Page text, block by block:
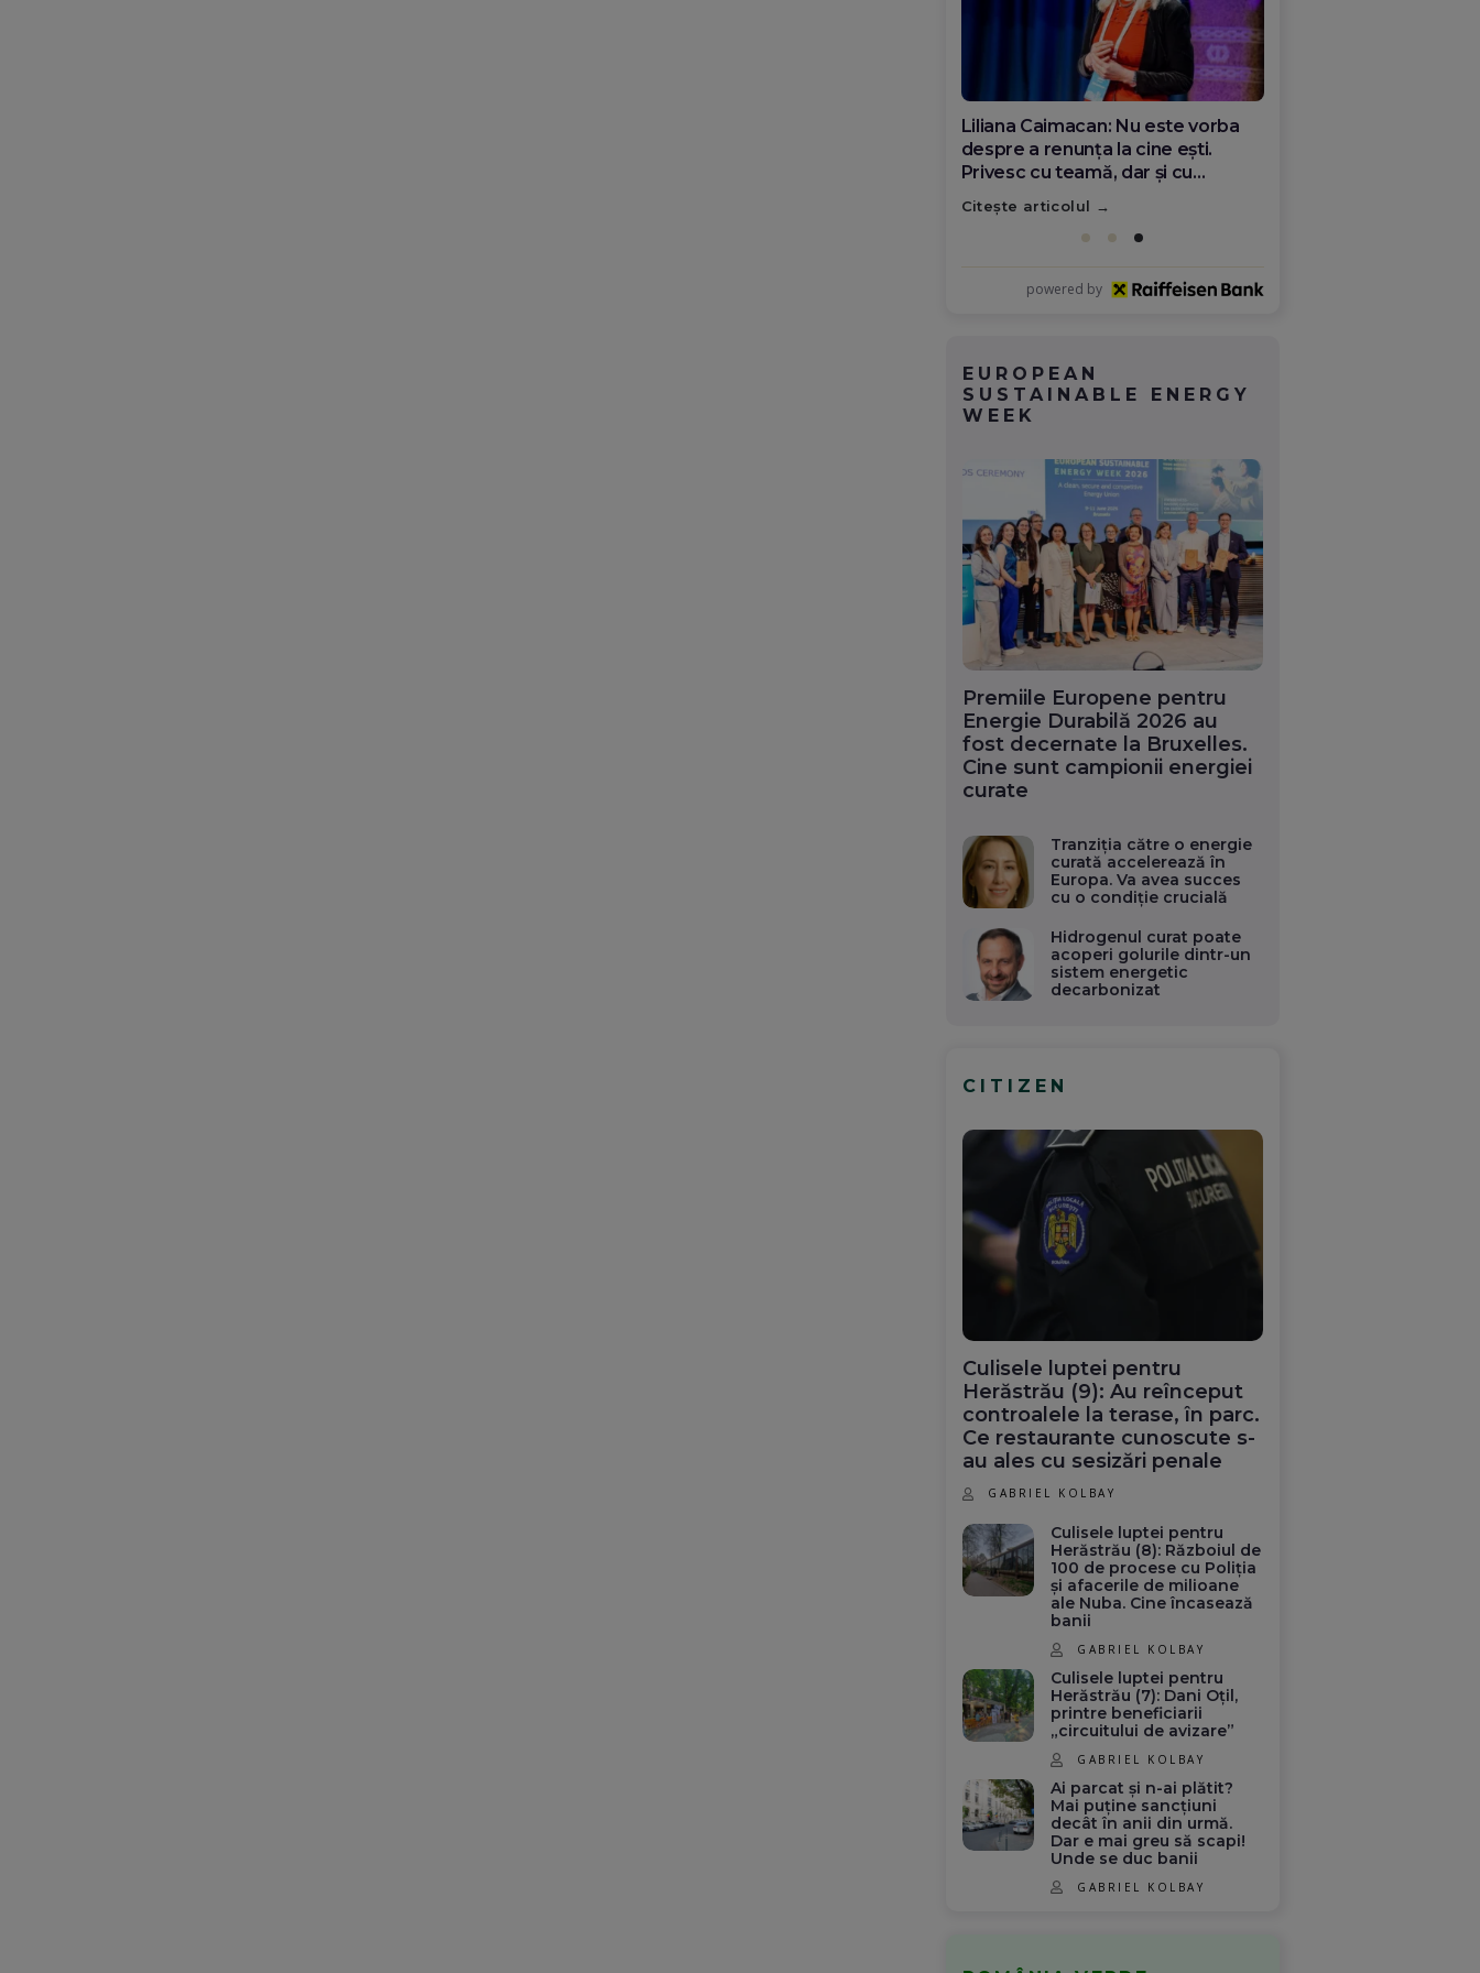
Diana Olar, românca de la Google
care demonstrează că diaspora
poate schimba România
Citește articolul
powered by
EUROPEAN
SUSTAINABLE ENERGY
WEEK
Premiile Europene pentru
Energie Durabilă 2026 au
fost decernate la Bruxelles.
Cine sunt campionii energiei
curate
Tranziția către o energie
curată accelerează în
Europa. Va avea succes
cu o condiție crucială
Hidrogenul curat poate
acoperi golurile dintr-un
sistem energetic
decarbonizat
CITIZEN
Culisele luptei pentru
Herăstrău (9): Au reînceput
controalele la terase, în parc.
Ce restaurante cunoscute s-
au ales cu sesizări penale
GABRIEL KOLBAY
Culisele luptei pentru
Herăstrău (8): Războiul de
100 de procese cu Poliția
și afacerile de milioane
ale Nuba. Cine încasează
banii
GABRIEL KOLBAY
Culisele luptei pentru
Herăstrău (7): Dani Oțil,
printre beneficiarii
„circuitului de avizare”
GABRIEL KOLBAY
Ai parcat și n-ai plătit?
Mai puține sancțiuni
decât în anii din urmă.
Dar e mai greu să scapi!
Unde se duc banii
GABRIEL KOLBAY